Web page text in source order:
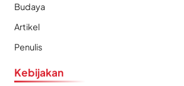
Budaya
Artikel
Penulis
Kebijakan